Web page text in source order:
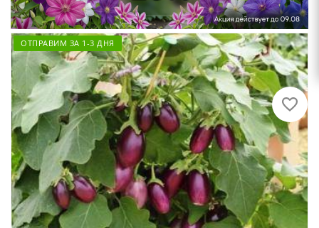
ОТПРАВИМ ЗА 1-3 ДНЯ